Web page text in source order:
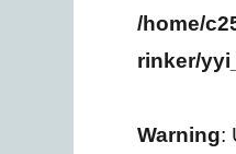
/home/
rinker/
Warning: